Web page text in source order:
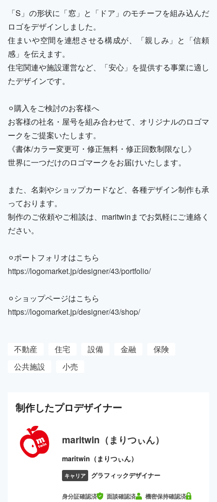
「S」の形状に「窓」と「ドア」のモチーフを組み込んだ
ロゴをデザインしました。
住まいや空間を連想させる構成が、「親しみ」と「信頼
感」を伝えます。
住宅関連や施設運営など、「安心」を提供する事業に適し
たデザインです。
⚪︎購入をご検討のお客様へ
お客様の社名・屋号を組み合わせて、オリジナルのロゴマ
ークをご提案いたします。
《書体/カラー変更可・修正無料・修正回数制限なし》
世界に一つだけのロゴマークをお届けいたします。
また、名刺やショップカードなど、各種デザイン制作も承
っております。
制作のご依頼やご相談は、maritwinまでお気軽にご連絡く
ださい。
⚪︎ポートフォリオはこちら
https://logomarket.jp/designer/43/portfolio/
⚪︎ショップページはこちら
https://logomarket.jp/designer/43/shop/
不動産 住宅 設備 金融
保険
公共施設
小売
制作したプロデザイナー
maritwin（まりつぃん）
maritwin（まりつぃん）
キャリア グラフィックデザイナー
身分証確認済 面談確認済 機密保持確認済